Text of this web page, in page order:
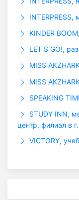
KINDER
LET S GO!,
MISS
MISS
SPEAKING
STUDY INN,
центр, филиал в
VICTORY,